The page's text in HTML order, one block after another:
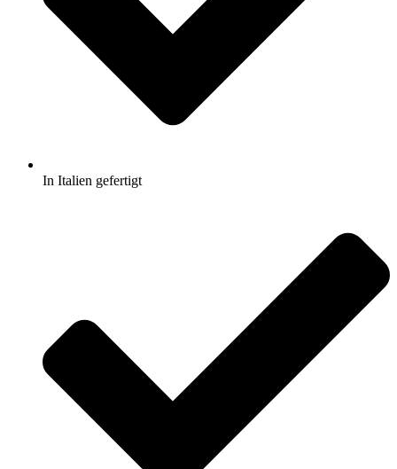
In Italien gefertigt